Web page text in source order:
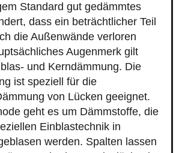
Standard gut gedämmtes
dass ein beträchtlicher Teil
die Außenwände verloren
Augenmerk gilt
und Kerndämmung. Die
ist speziell für die
von Lücken geeignet.
geht es um Dämmstoffe, die
Einblastechnik in
werden. Spalten lassen